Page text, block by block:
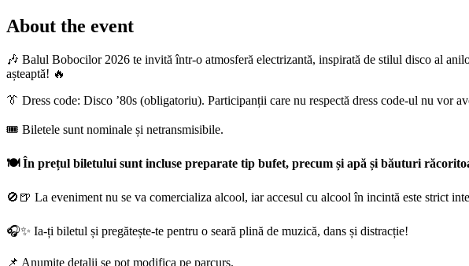
About the event
🎶 Balul Bobocilor 2026 te invită într-o atmosferă electrizantă, inspirată de stilul disco al
așteaptă! 🔥
👔 Dress code: Disco ’80s (obligatoriu). Participanții care nu respectă dress code-ul nu vor
🎟️ Biletele sunt nominale și netransmisibile.
🍽️ În prețul biletului sunt incluse preparate tip bufet, precum și apă și băuturi
🚫🍺 La eveniment nu se va comercializa alcool, iar accesul cu alcool în incintă este strict
🎧✨ Ia-ți biletul și pregătește-te pentru o seară plină de muzică, dans și distracție!
📌 Anumite detalii se pot modifica pe parcurs.